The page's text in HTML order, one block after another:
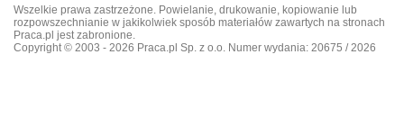
Wszelkie prawa zastrzeżone. Powielanie, drukowanie, kopiowanie lub
rozpowszechnianie w jakikolwiek sposób materiałów zawartych na stronach
Praca.pl jest zabronione.
Copyright © 2003 - 2026 Praca.pl Sp. z o.o. Numer wydania: 20675 / 2026